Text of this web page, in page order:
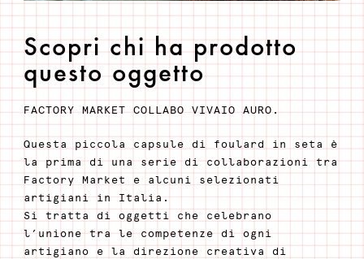
Scopri chi ha prodotto
questo oggetto
FACTORY MARKET COLLABO VIVAIO AURO.
Questa piccola capsule di foulard in seta è
la prima di una serie di collaborazioni tra
Factory Market e alcuni selezionati
artigiani in Italia.
Si tratta di oggetti che celebrano
l’unione tra le competenze di ogni
artigiano e la direzione creativa di